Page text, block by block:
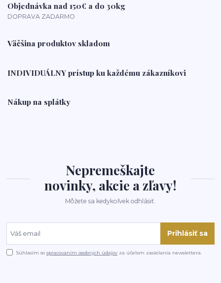
Objednávka nad 150€ a do 30kg
DOPRAVA ZADARMO
Väčšina produktov skladom
INDIVIDUÁLNY prístup ku každému zákazníkovi
Nákup na splátky
Nepremeškajte
novinky, akcie a zľavy!
Môžete sa kedykoľvek odhlásiť.
Prihlásiť sa
Súhlasím sospracovaním osobných údajov za účelom zasielania newslettera.